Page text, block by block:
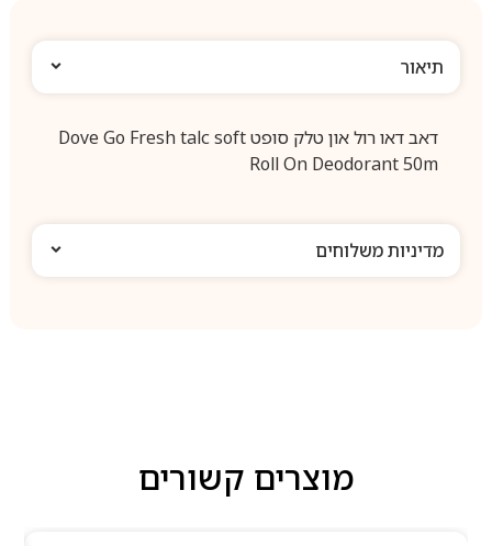
תיאור
דאב דאו רול און טלק סופט Dove Go Fresh talc soft
Roll On Deodorant 50m
מדיניות משלוחים
מוצרים קשורים